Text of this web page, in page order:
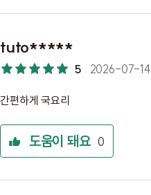
tuto*****
5 2026-07-14
간편하게 국요리
도움이 돼요 0